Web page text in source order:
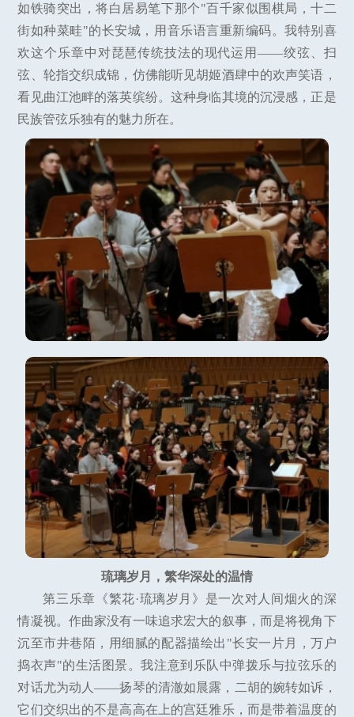
如铁骑突出，将白居易笔下那个"百千家似围棋局，十二
街如种菜畦"的长安城，用音乐语言重新编码。我特别喜
欢这个乐章中对琵琶传统技法的现代运用——绞弦、扫
弦、轮指交织成锦，仿佛能听见胡姬酒肆中的欢声笑语，
看见曲江池畔的落英缤纷。这种身临其境的沉浸感，正是
民族管弦乐独有的魅力所在。
琉璃岁月，繁华深处的温情
第三乐章《繁花·琉璃岁月》是一次对人间烟火的深
情凝视。作曲家没有一味追求宏大的叙事，而是将视角下
沉至市井巷陌，用细腻的配器描绘出"长安一片月，万户
捣衣声"的生活图景。我注意到乐队中弹拨乐与拉弦乐的
对话尤为动人——扬琴的清澈如晨露，二胡的婉转如诉，
它们交织出的不是高高在上的宫廷雅乐，而是带着温度的